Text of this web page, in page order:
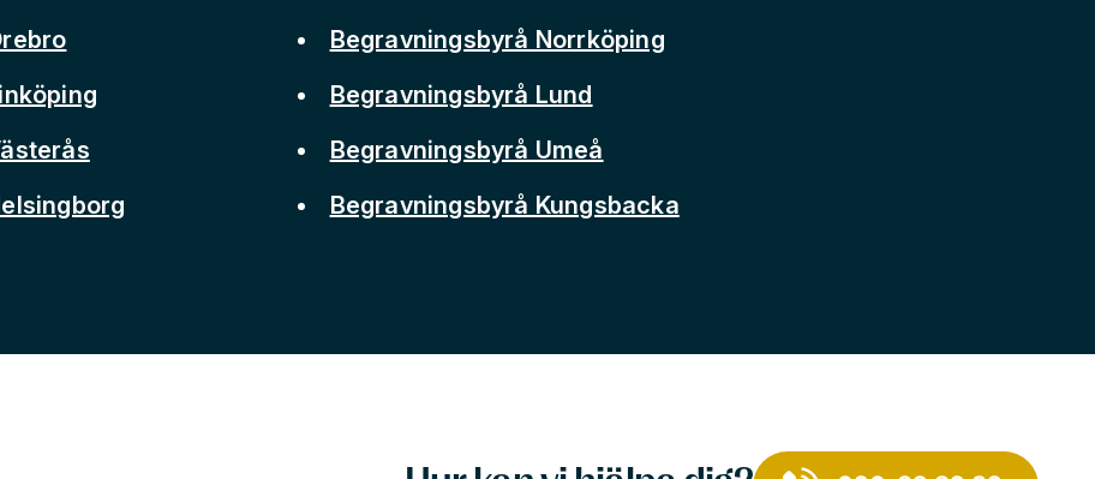
Begravningsbyrå Norrköping
Begravningsbyrå Lund
Begravningsbyrå Umeå
Begravningsbyrå Kungsbacka